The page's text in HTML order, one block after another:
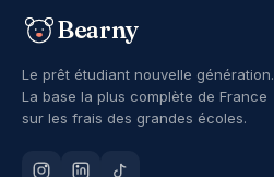
Bearny
Le prêt étudiant nouvelle génération.
La base la plus complète de France
sur les frais des grandes écoles.